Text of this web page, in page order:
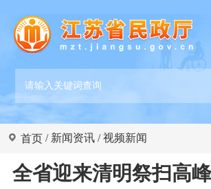
首页 / 新闻资讯 /视频新闻
全省迎来清明祭扫高